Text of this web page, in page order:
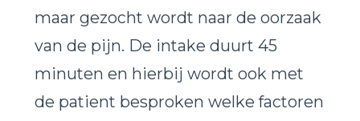
maar gezocht wordt naar de oorzaak
van de pijn. De intake duurt 45
minuten en hierbij wordt ook met
de patient besproken welke factoren